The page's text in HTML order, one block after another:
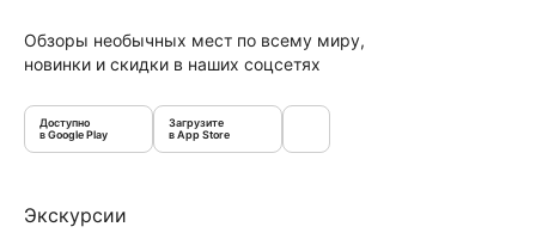
Обзоры необычных мест по всему миру,
новинки и скидки в наших соцсетях
Доступно
в Google Play
Загрузите
в App Store
Экскурсии